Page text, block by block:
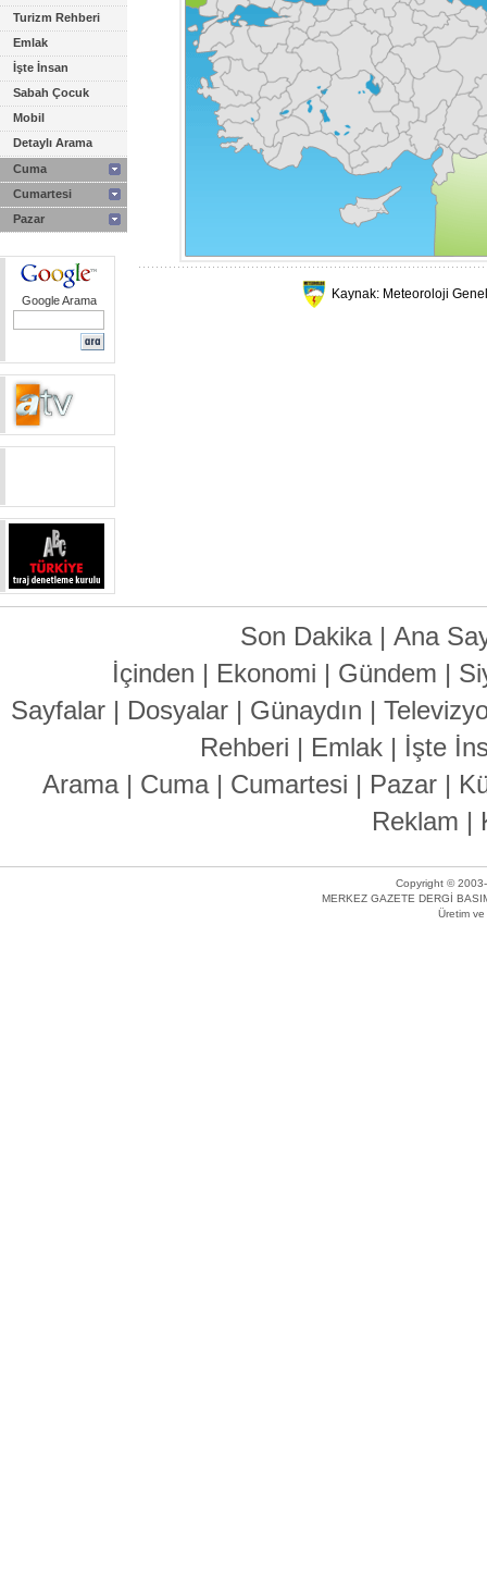
Turizm Rehberi
Emlak
İşte İnsan
Sabah Çocuk
Mobil
Detaylı Arama
Cuma
Cumartesi
Pazar
Google Arama Kaynak: Meteoroloji
Son Dakika| Ana
İçinden | Ekonomi | Gündem |
Sayfalar | Dosyalar | Günaydın |
Rehberi | Emlak| İşte
Arama| Cuma| Cumartesi | Pazar |
Reklam |
Copyright © 2003-
MERKEZ GAZETE DERGİ
Üretim